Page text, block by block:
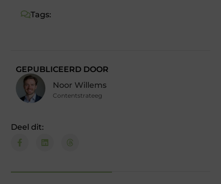
Tags:
GEPUBLICEERD DOOR
Noor Willems
Contentstrateeg
Deel dit: